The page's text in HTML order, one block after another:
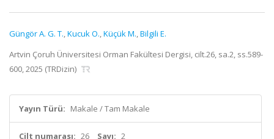
Güngör A. G. T.,Kucuk O.,Küçük M.,Bilgili E.
Artvin Çoruh Üniversitesi Orman Fakültesi Dergisi, cilt.26, sa.2, ss.589-
600, 2025 (TRDizin)
Yayın Türü: Makale / Tam Makale
Cilt numarası: 26 Sayı: 2